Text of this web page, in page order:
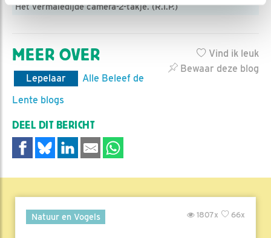
Het vermaledijde camera-2-takje. (R.I.P.)
Vind ik leuk
Bewaar deze blog
MEER OVER
Lepelaar
Alle Beleef de
Lente blogs
DEEL DIT BERICHT
Natuur en Vogels 66x
1807x